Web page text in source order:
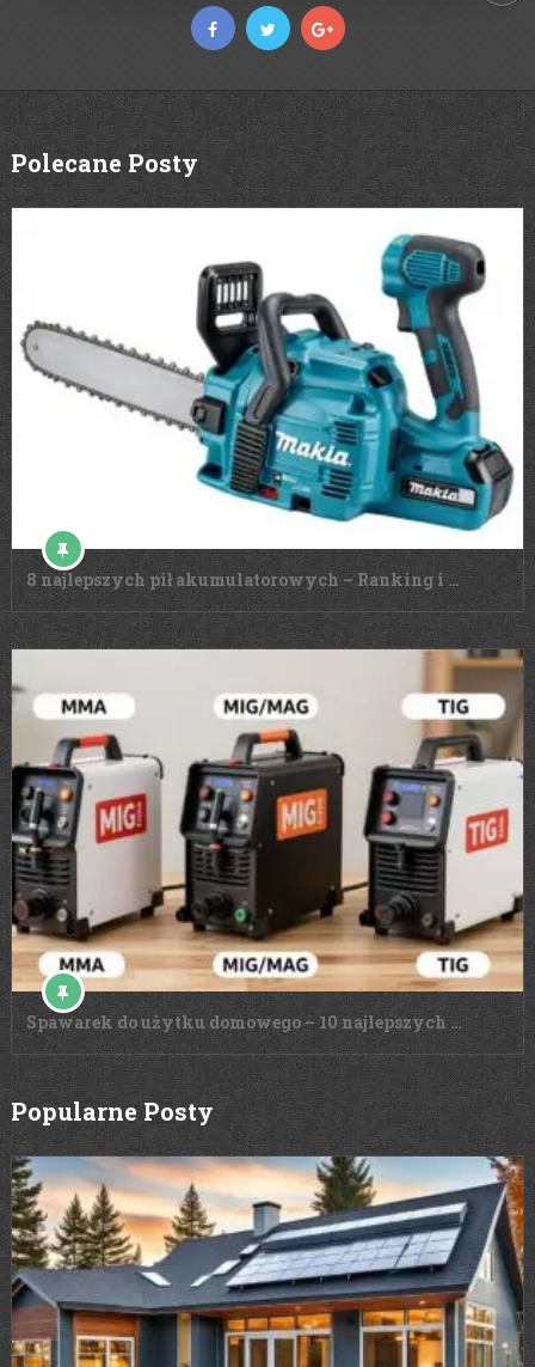
Polecane Posty
8 najlepszych pił akumulatorowych – Ranking i …
Spawarek do użytku domowego – 10 najlepszych …
Popularne Posty